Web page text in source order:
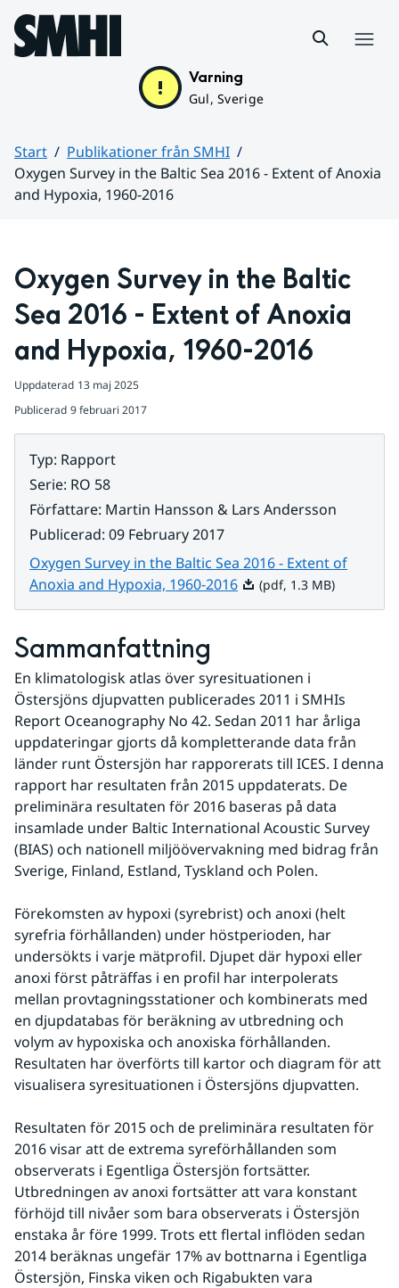
Hoppa till sidans innehåll
Varning
Gul, Sverige
Start
Publikationer från SMHI
Oxygen Survey in the Baltic Sea 2016 - Extent of Anoxia
and Hypoxia, 1960-2016
Oxygen Survey in the Baltic
Sea 2016 - Extent of Anoxia
and Hypoxia, 1960-2016
Uppdaterad 13 maj 2025
Publicerad 9 februari 2017
Typ: Rapport
Serie: RO 58
Författare: Martin Hansson & Lars Andersson
Publicerad: 09 February 2017
Oxygen Survey in the Baltic Sea 2016 - Extent of
Anoxia and Hypoxia, 1960-2016Pdf, 1.3 MB.
(pdf, 1.3 MB)
Sammanfattning
En klimatologisk atlas över syresituationen i
Östersjöns djupvatten publicerades 2011 i SMHIs
Report Oceanography No 42. Sedan 2011 har årliga
uppdateringar gjorts då kompletterande data från
länder runt Östersjön har rapporerats till ICES. I denna
rapport har resultaten från 2015 uppdaterats. De
preliminära resultaten för 2016 baseras på data
insamlade under Baltic International Acoustic Survey
(BIAS) och nationell miljöövervakning med bidrag från
Sverige, Finland, Estland, Tyskland och Polen.
Förekomsten av hypoxi (syrebrist) och anoxi (helt
syrefria förhållanden) under höstperioden, har
undersökts i varje mätprofil. Djupet där hypoxi eller
anoxi först påträffas i en profil har interpolerats
mellan provtagningsstationer och kombinerats med
en djupdatabas för beräkning av utbredning och
volym av hypoxiska och anoxiska förhållanden.
Resultaten har överförts till kartor och diagram för att
visualisera syresituationen i Östersjöns djupvatten.
Resultaten för 2015 och de preliminära resultaten för
2016 visar att de extrema syreförhållanden som
observerats i Egentliga Östersjön fortsätter.
Utbredningen av anoxi fortsätter att vara konstant
förhöjd till nivåer som bara observerats i Östersjön
enstaka år före 1999. Trots ett flertal inflöden sedan
2014 beräknas ungefär 17% av bottnarna i Egentliga
Östersjön, Finska viken och Rigabukten vara